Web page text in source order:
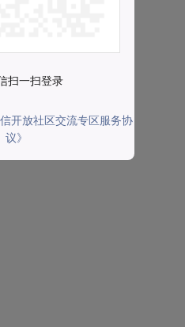
扫一扫登录
信开放社区交流专区服务协
议》